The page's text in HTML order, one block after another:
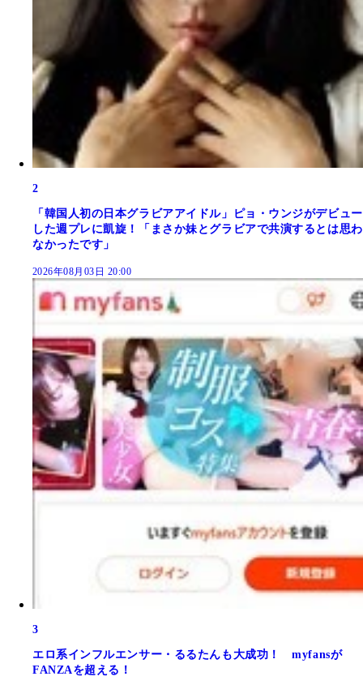
2
「韓国人初の日本グラビアアイドル」ピョ・ウンジがデビュー
した週プレに凱旋！「まさか妹とグラビアで共演するとは思わ
なかったです」
2026年08月03日 20:00
3
エロ系インフルエンサー・るるたんも大成功！ myfansが
FANZAを超える！